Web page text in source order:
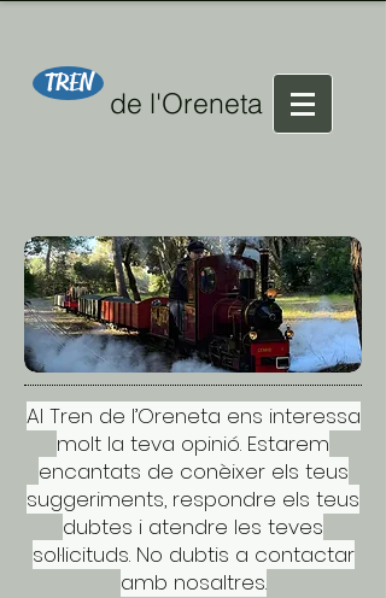
TREN
de l'Oreneta
Al Tren de l’Oreneta ens interessa
molt la teva opinió. Estarem
encantats de conèixer els teus
suggeriments, respondre els teus
dubtes i atendre les teves
sol·licituds. No dubtis a contactar
amb nosaltres.